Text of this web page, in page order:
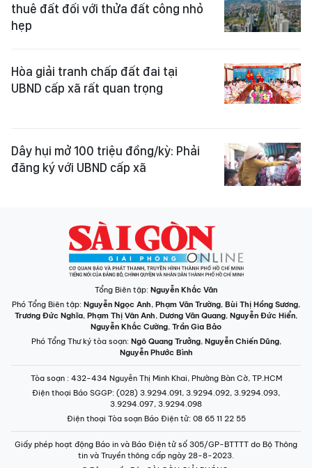
thuê đất đối với thửa đất công nhỏ
hẹp
Hòa giải tranh chấp đất đai tại
UBND cấp xã rất quan trọng
Dây hụi mở 100 triệu đồng/kỳ: Phải
đăng ký với UBND cấp xã
Tổng Biên tập: Nguyễn Khắc Văn
Phó Tổng Biên tập: Nguyễn Ngọc Anh, Phạm Văn Trường, Bùi Thị Hồng Sương,
Trương Đức Nghĩa, Phạm Thị Vân Anh, Dương Văn Quang, Nguyễn Đức Hiển,
Nguyễn Khắc Cường, Trần Gia Bảo
Phó Tổng Thư ký tòa soạn: Ngô Quang Trưởng, Nguyễn Chiến Dũng,
Nguyễn Phước Bình
Tòa soạn : 432-434 Nguyễn Thị Minh Khai, Phường Bàn Cờ, TP.HCM
Điện thoại Báo SGGP: (028) 3.9294.091, 3.9294.092, 3.9294.093,
3.9294.097, 3.9294.098
Điện thoại Tòa soạn Báo Điện tử: 08 65 11 22 55
Giấy phép hoạt động Báo in và Báo Điện tử số 305/GP-BTTTT do Bộ Thông
tin và Truyền thông cấp ngày 28-8-2023.